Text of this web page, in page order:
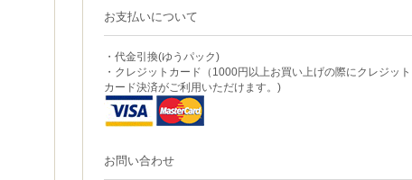
お支払いについて
・代金引換(ゆうパック)
・クレジットカード（1000円以上お買い上げの際にクレジット
カード決済がご利用いただけます。)
お問い合わせ